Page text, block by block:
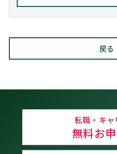
戻る
転職・キ
無料お